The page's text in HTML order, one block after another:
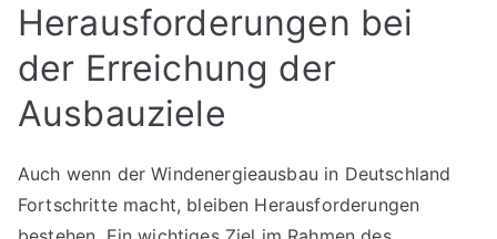
Herausforderungen bei
der Erreichung der
Ausbauziele
Auch wenn der Windenergieausbau in Deutschland
Fortschritte macht, bleiben Herausforderungen